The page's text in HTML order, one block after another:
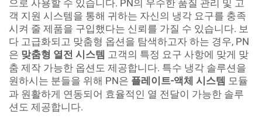
으로 사용할 수 있습니다. PN의 우수한 품질 관리 및 고
객 지원 시스템을 통해 귀하는 자신의 냉각 요구를 충족
시켜 줄 제품을 구입했다는 신뢰를 가질 수 있습니다. 보
다 고급화되고 맞춤형 옵션을 탐색하고자 하는 경우, PN
은 맞춤형 열전 시스템 고객의 특정 요구 사항에 맞게 맞
춤 제작 가능한 옵션도 제공합니다. 특수 냉각 솔루션을
원하시는 분들을 위해 PN은 플레이트-액체 시스템 모듈
과 원활하게 연동되어 효율적인 열 전달이 가능한 솔루
션도 제공합니다.